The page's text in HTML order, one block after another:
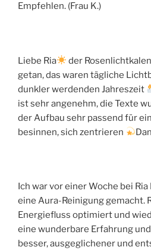
Empfehlen. (Frau K.)
Liebe Ria
der
getan, das waren tägliche
dunkler werdenden Jahreszeit
ist sehr angenehm, die Texte
der Aufbau sehr passend für
besinnen, sich zentrieren
Ich war vor einer Woche bei Ria
eine Aura-Reinigung gemacht.
Energiefluss optimiert und
eine wunderbare Erfahrung
besser, ausgeglichener und